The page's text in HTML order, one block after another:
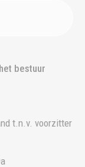
bestuur
t.n.v. voorzitter